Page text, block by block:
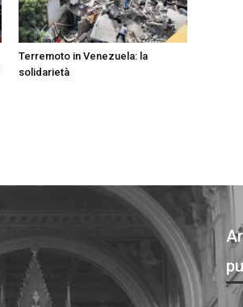
Terremoto in Venezuela: la
solidarietà